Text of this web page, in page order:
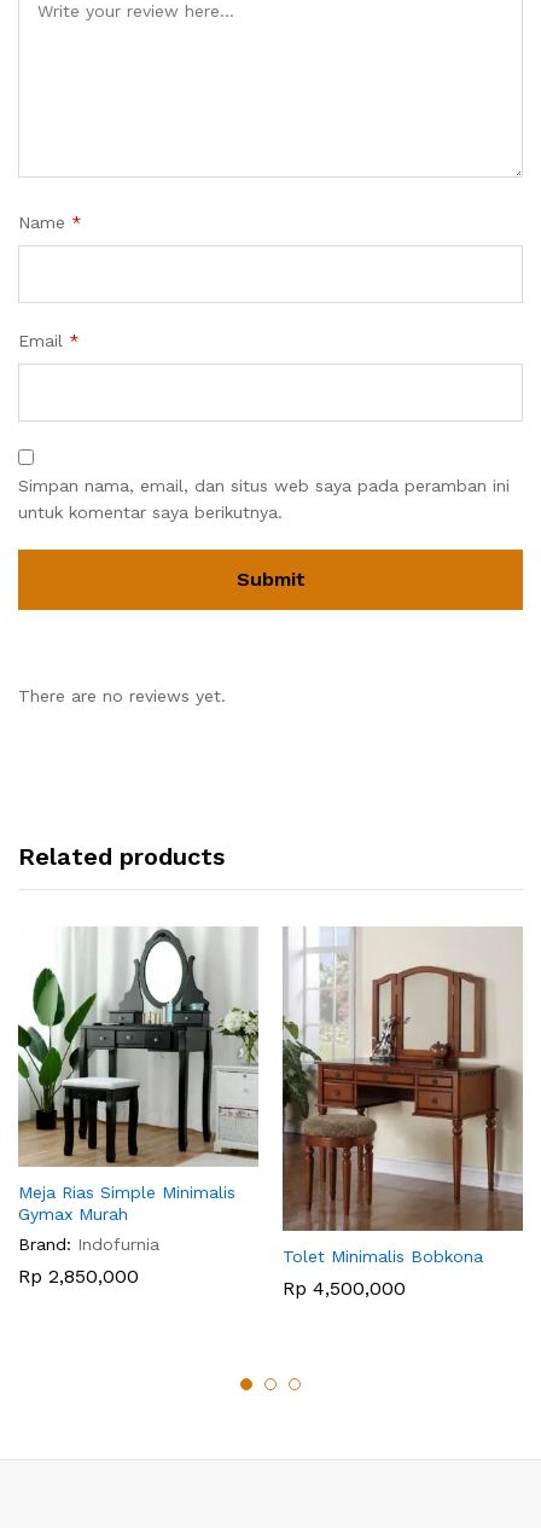
Name *
Email *
Simpan nama, email, dan situs web saya pada peramban ini
untuk komentar saya berikutnya.
There are no reviews yet.
Related products
Meja Rias Simple Minimalis
Gymax Murah
Brand: Indofurnia
Rp 2,850,000
Tolet Minimalis Bobkona
Rp 4,500,000